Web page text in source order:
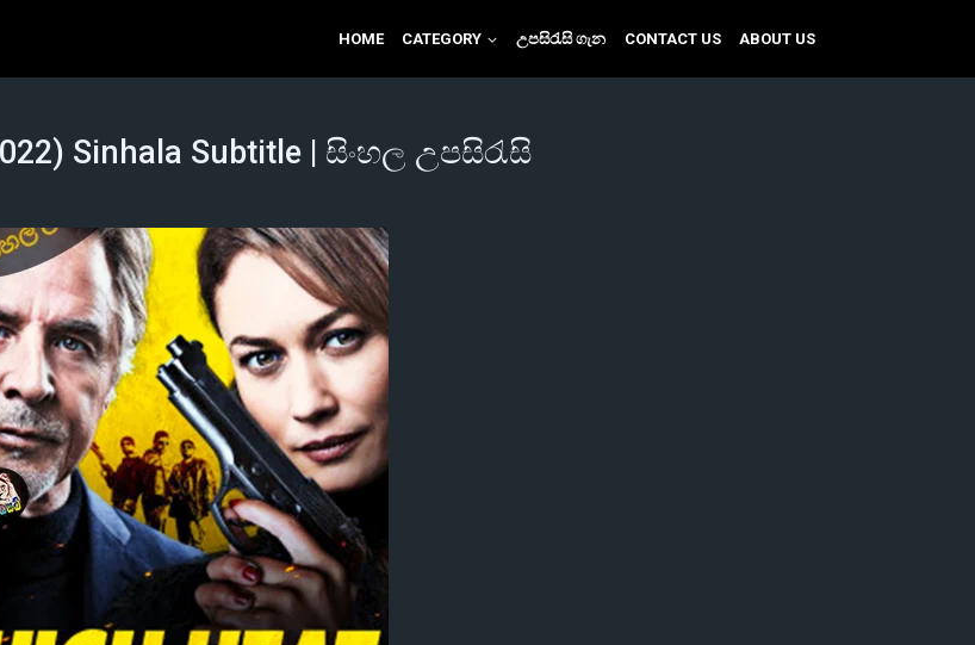
HOME CATEGORY උපසිරැසි ගැන CONTACT US ABOUT US
Sinhala Subtitle | සිංහල උපසිරැසි